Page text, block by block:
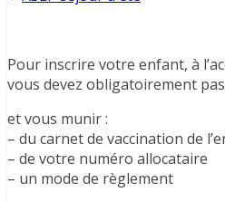
Pour inscrire votre enfant, à
vous devez obligatoirement
et vous munir :
– du carnet de vaccination de
– de votre numéro allocataire
– un mode de règlement